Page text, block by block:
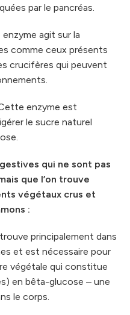
par le pancréas.
agit sur la
comme ceux présents
crucifères qui peuvent
enzyme est
le sucre naturel
qui ne sont pas
que l’on trouve
végétaux crus et
:
principalement dans
et est nécessaire pour
végétale qui constitue
en bêta-glucose – une
le corps.